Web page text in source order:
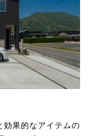
効果的なアイテムの